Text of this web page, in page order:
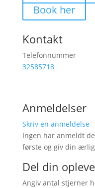
Book her
Kontakt
Telefonnummer
32585718
Anmeldelser
Skriv en anmeldelse
Ingen har anmeldt
første og giv din
Del din
Angiv antal stjerner